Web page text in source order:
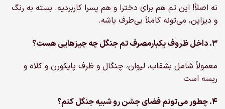
نه اصلاً! این تم هم برای دخترا و هم پسرا کاربردیه. بسته به رنگ
و دیزاین، می‌تونه کاملاً بی‌طرف باشه.
۳. داخل ظروف یکبارمصرف تم جنگل چه چیزهایی هست؟
معمولاً شامل بشقاب، لیوان، چنگال و ظرف پاپکورن و کلاه و
ریسه است
۴. چطور می‌تونم فضای جشن رو شبیه جنگل کنم؟